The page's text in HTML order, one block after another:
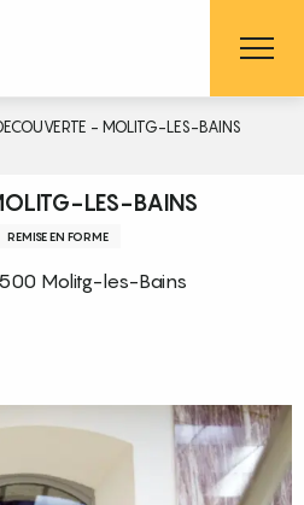
- MOLITG-LES-BAINS
LES-BAINS
REMISE EN FORME
Molitg-les-Bains